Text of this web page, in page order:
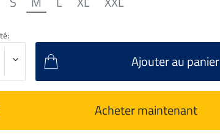
Ajouter au panier
Acheter maintenant